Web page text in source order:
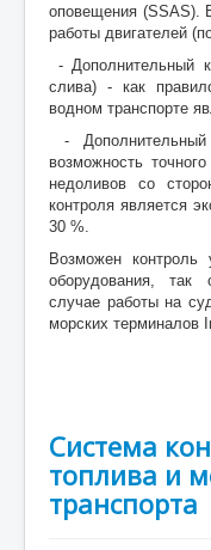
оповещения (SSAS).
работы двигателей
- Дополнительный
слива) - как
водном транспорте
-
возможность
недоливов со
контроля является
30 %.
Возможен контроль
оборудования, так
случае работы на
морских терминалов
Система
топлива и
транспорта